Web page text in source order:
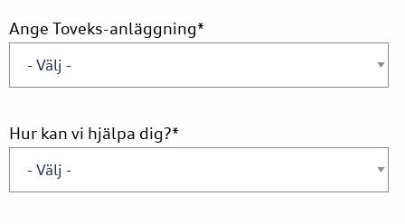
Ange Toveks-anläggning*
Hur kan vi hjälpa dig?*